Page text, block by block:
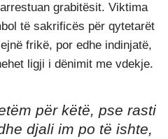
grabitësit. Viktima
të sakrificës për qytetarët
frikë, por edhe indinjatë,
ligji i dënimit me vdekje.
për këtë, pse rasti
djali im po të ishte,